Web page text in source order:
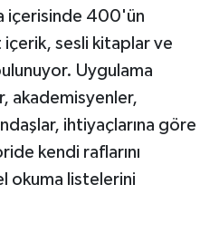
içerisinde 400'ün
içerik, sesli kitaplar ve
Uygulama
akademisyenler,
ihtiyaçlarına göre
kendi raflarını
okuma listelerini